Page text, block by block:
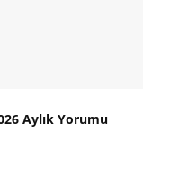
Aylık Yorumu